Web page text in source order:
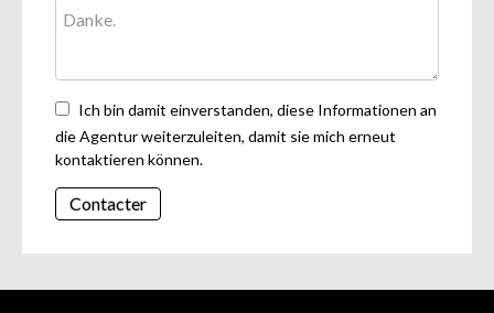
Ich bin damit einverstanden, diese Informationen an
die Agentur weiterzuleiten, damit sie mich erneut
kontaktieren können.
Contacter